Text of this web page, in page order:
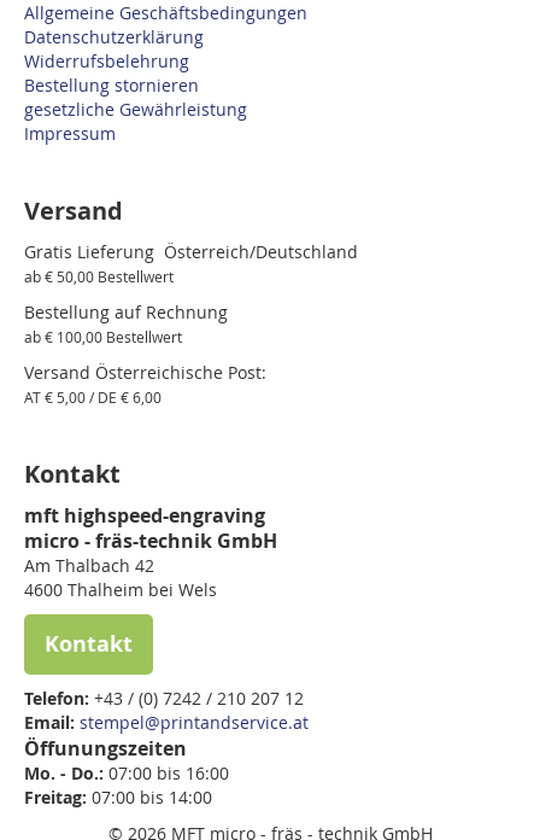
Allgemeine Geschäftsbedingungen
Datenschutzerklärung
Widerrufsbelehrung
Bestellung stornieren
gesetzliche Gewährleistung
Impressum
Versand
Gratis Lieferung Österreich/Deutschland
ab € 50,00 Bestellwert
Bestellung auf Rechnung
ab € 100,00 Bestellwert
Versand Österreichische Post:
AT € 5,00 / DE € 6,00
Kontakt
mft highspeed-engraving
micro - fräs-technik GmbH
Am Thalbach 42
4600 Thalheim bei Wels
Kontakt
Telefon: +43 / (0) 7242 / 210 207 12
Email: stempel@printandservice.at
Öffunungszeiten
Mo. - Do.: 07:00 bis 16:00
Freitag: 07:00 bis 14:00
© 2026 MFT micro - fräs - technik GmbH